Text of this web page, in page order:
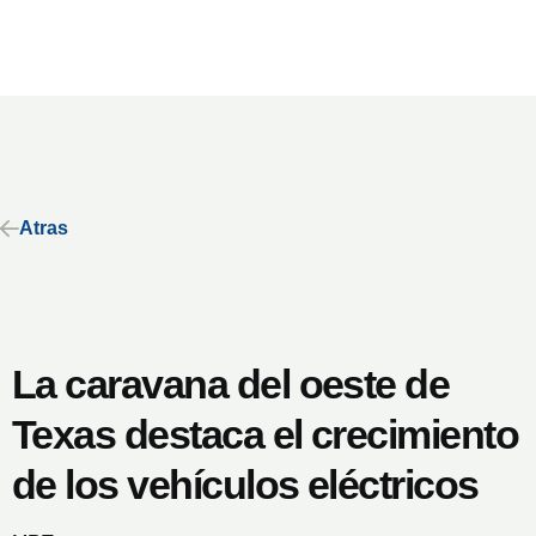
Atras
La caravana del oeste de
Texas destaca el crecimiento
de los vehículos eléctricos